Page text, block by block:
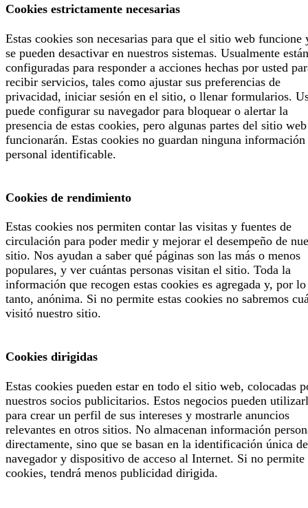
Cookies estrictamente necesarias
Estas cookies son necesarias para que el sitio web funcione
se pueden desactivar en nuestros sistemas. Usualmente están
configuradas para responder a acciones hechas por usted
recibir servicios, tales como ajustar sus preferencias de
privacidad, iniciar sesión en el sitio, o llenar formularios.
puede configurar su navegador para bloquear o alertar la
presencia de estas cookies, pero algunas partes del sitio
funcionarán. Estas cookies no guardan ninguna información
personal identificable.
Cookies de rendimiento
Estas cookies nos permiten contar las visitas y fuentes de
circulación para poder medir y mejorar el desempeño de
sitio. Nos ayudan a saber qué páginas son las más o menos
populares, y ver cuántas personas visitan el sitio. Toda la
información que recogen estas cookies es agregada y, por lo
tanto, anónima. Si no permite estas cookies no sabremos
visitó nuestro sitio.
Cookies dirigidas
Estas cookies pueden estar en todo el sitio web, colocadas
nuestros socios publicitarios. Estos negocios pueden
para crear un perfil de sus intereses y mostrarle anuncios
relevantes en otros sitios. No almacenan información
directamente, sino que se basan en la identificación única
navegador y dispositivo de acceso al Internet. Si no permite
cookies, tendrá menos publicidad dirigida.